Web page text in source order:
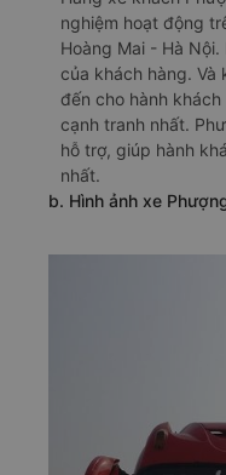
nghiệm hoạt động
Hoàng Mai - Hà
của khách hàng. Và
đến cho hành
cạnh tranh nhất.
hỗ trợ, giúp hành
nhất.
b. Hình ảnh xe